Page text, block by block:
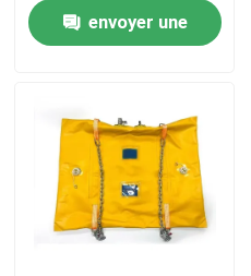
Vidéos
Visite d'usine
Contrôle de la qualité
la corrosion
envoyer une